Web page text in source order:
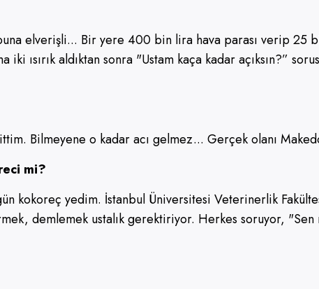
elverişli... Bir yere 400 bin lira hava parası verip
iki ısırık aldıktan sonra "Ustam kaça kadar açıksın?”
Bilmeyene o kadar acı gelmez... Gerçek olanı
mi?
kokoreç yedim. İstanbul Üniversitesi Veterinerlik
demlemek ustalık gerektiriyor. Herkes soruyor, "Sen